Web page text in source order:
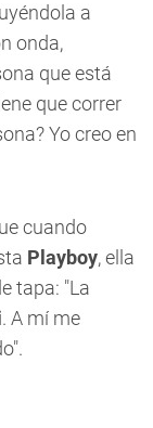
a
onda,
que está
que correr
Yo creo en
cuando
Playboy, ella
tapa: "La
. A mí me